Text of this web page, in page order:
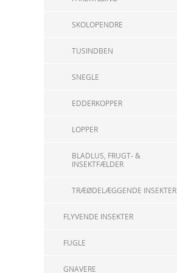
SKOLOPENDRE
TUSINDBEN
SNEGLE
EDDERKOPPER
LOPPER
BLADLUS, FRUGT- &
INSEKTFÆLDER
TRÆØDELÆGGENDE INSEKTER
FLYVENDE INSEKTER
FUGLE
GNAVERE